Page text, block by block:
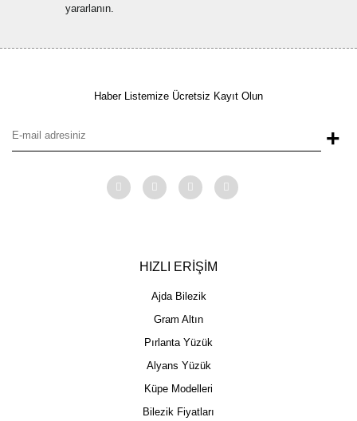
yararlanın.
Haber Listemize Ücretsiz Kayıt Olun
+
HIZLI ERİŞİM
Ajda Bilezik
Gram Altın
Pırlanta Yüzük
Alyans Yüzük
Küpe Modelleri
Bilezik Fiyatları